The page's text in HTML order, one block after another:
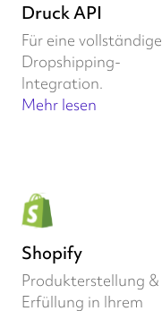
Druck API
Für eine vollständige
Dropshipping-
Integration.
Mehr lesen
Shopify
Produkterstellung &
Erfüllung in Ihrem